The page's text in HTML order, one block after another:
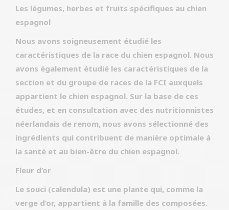
Les légumes, herbes et fruits spécifiques au chien
espagnol
Nous avons soigneusement étudié les
caractéristiques de la race du chien espagnol. Nous
avons également étudié les caractéristiques de la
section et du groupe de races de la FCI auxquels
appartient le chien espagnol. Sur la base de ces
études, et en consultation avec des nutritionnistes
néerlandais de renom, nous avons sélectionné des
ingrédients qui contribuent de manière optimale à
la santé et au bien-être du chien espagnol.
Fleur d’or
Le souci (calendula) est une plante qui, comme la
verge d’or, appartient à la famille des composées.